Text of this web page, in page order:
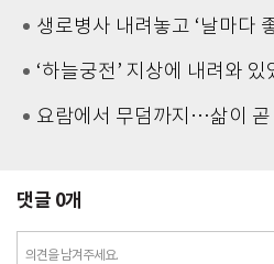
생로병사 내려놓고 ‘날마다
‘하늘궁전’ 지상에 내려와 있
요람에서 무덤까지…삶이 곧
댓글 0개
의견을 남겨주세요.